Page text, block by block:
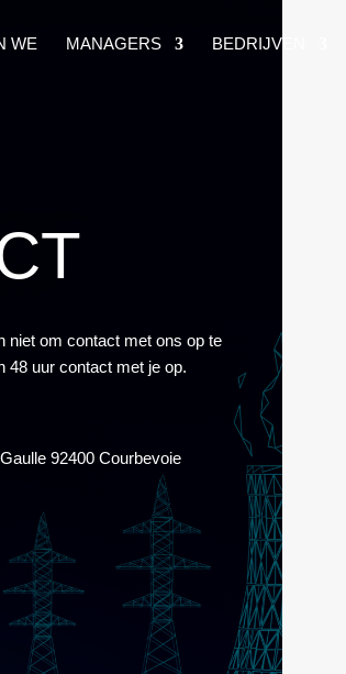
WE MANAGERS BEDRIJVEN
niet om contact met ons op te
48 uur contact met je op.
92400 Courbevoie